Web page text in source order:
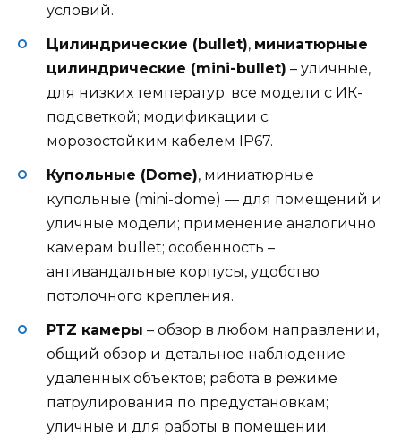
условий.
Цилиндрические (bullet), миниатюрные
цилиндрические (mini-bullet) – уличные,
для низких температур; все модели с ИК-
подсветкой; модификации с
морозостойким кабелем IP67.
Купольные (Dome), миниатюрные
купольные (mini-dome) — для помещений и
уличные модели; применение аналогично
камерам bullet; особенность –
антивандальные корпусы, удобство
потолочного крепления.
PTZ камеры – обзор в любом направлении,
общий обзор и детальное наблюдение
удаленных объектов; работа в режиме
патрулирования по предустановкам;
уличные и для работы в помещении.